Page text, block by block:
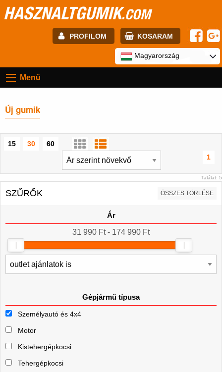
HASZNALTGUMIK.COM
PROFILOM KOSARAM
Jelszó:
Magyarország
Menü
Új gumik
15 30
60
1
Találat: 5
SZŰRŐK ÖSSZES TÖRLÉSE
Ár
31 990 Ft - 174 990 Ft
Gépjármű típusa
Személyautó és 4x4
Motor
Kistehergépkocsi
Tehergépkocsi